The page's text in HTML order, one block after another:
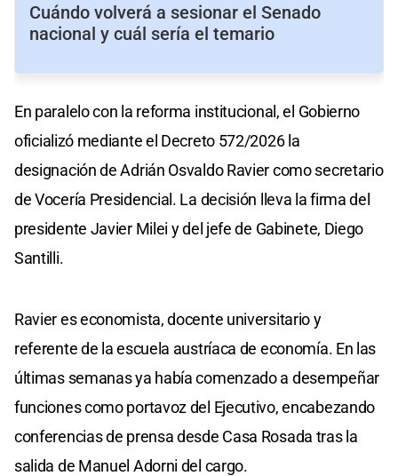
Cuándo volverá a sesionar el Senado
nacional y cuál sería el temario
En paralelo con la reforma institucional, el Gobierno
oficializó mediante el Decreto 572/2026 la
designación de Adrián Osvaldo Ravier como secretario
de Vocería Presidencial. La decisión lleva la firma del
presidente Javier Milei y del jefe de Gabinete, Diego
Santilli.
Ravier es economista, docente universitario y
referente de la escuela austríaca de economía. En las
últimas semanas ya había comenzado a desempeñar
funciones como portavoz del Ejecutivo, encabezando
conferencias de prensa desde Casa Rosada tras la
salida de Manuel Adorni del cargo.